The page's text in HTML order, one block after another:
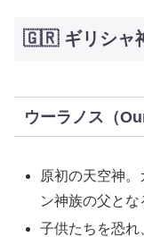
🇬🇷 ギリシャ
ウーラノス（
原初の天空神
ン神族の父とな
子供たちを恐れ